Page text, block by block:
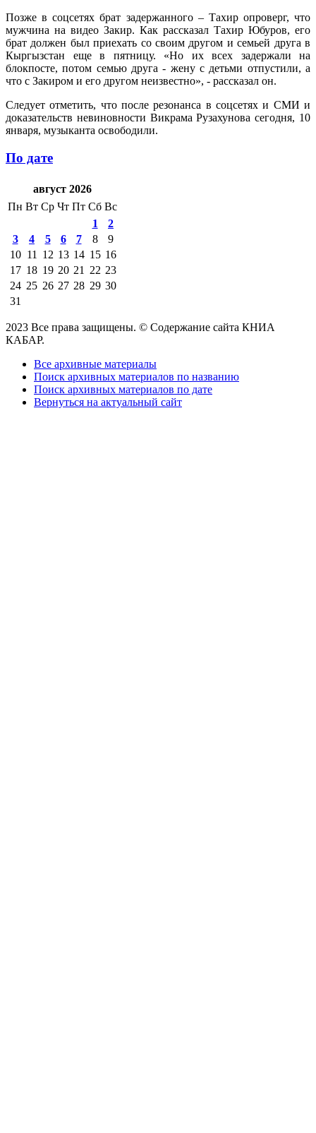
Позже в соцсетях брат задержанного – Тахир опроверг, что
мужчина на видео Закир. Как рассказал Тахир Юбуров, его
брат должен был приехать со своим другом и семьей друга в
Кыргызстан еще в пятницу. «Но их всех задержали на
блокпосте, потом семью друга - жену с детьми отпустили, а
что с Закиром и его другом неизвестно», - рассказал он.
Следует отметить, что после резонанса в соцсетях и СМИ и
доказательств невиновности Викрама Рузахунова сегодня, 10
января, музыканта освободили.
По дате
август 2026
Пн Вт Ср Чт Пт Сб Вс
1
2
3
4 5 6 7 8
9
10 11 12 13 14 15 16
17 18 19 20 21 22 23
24 25 26 27 28 29 30
31
2023 Все права защищены. © Содержание сайта КНИА
КАБАР.
Все архивные материалы
Поиск архивных материалов по названию
Поиск архивных материалов по дате
Вернуться на актуальный сайт